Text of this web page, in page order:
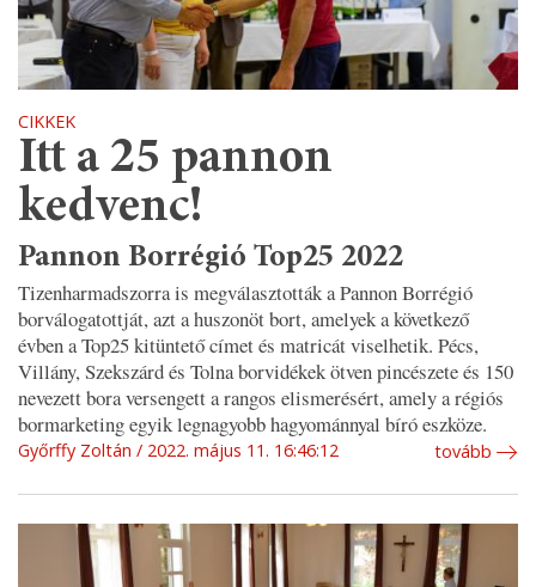
CIKKEK
Itt a 25 pannon
kedvenc!
Pannon Borrégió Top25 2022
Tizenharmadszorra is megválasztották a Pannon Borrégió
borválogatottját, azt a huszonöt bort, amelyek a következő
évben a Top25 kitüntető címet és matricát viselhetik. Pécs,
Villány, Szekszárd és Tolna borvidékek ötven pincészete és 150
nevezett bora versengett a rangos elismerésért, amely a régiós
bormarketing egyik legnagyobb hagyománnyal bíró eszköze.
Győrffy Zoltán 2022. május 11. 16:46:12 tovább